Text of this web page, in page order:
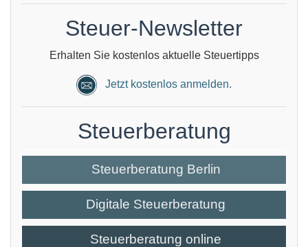
Steuer-Newsletter
Erhalten Sie kostenlos aktuelle Steuertipps
Jetzt kostenlos anmelden.
Steuerberatung
Steuerberatung Berlin
Digitale Steuerberatung
Steuerberatung online